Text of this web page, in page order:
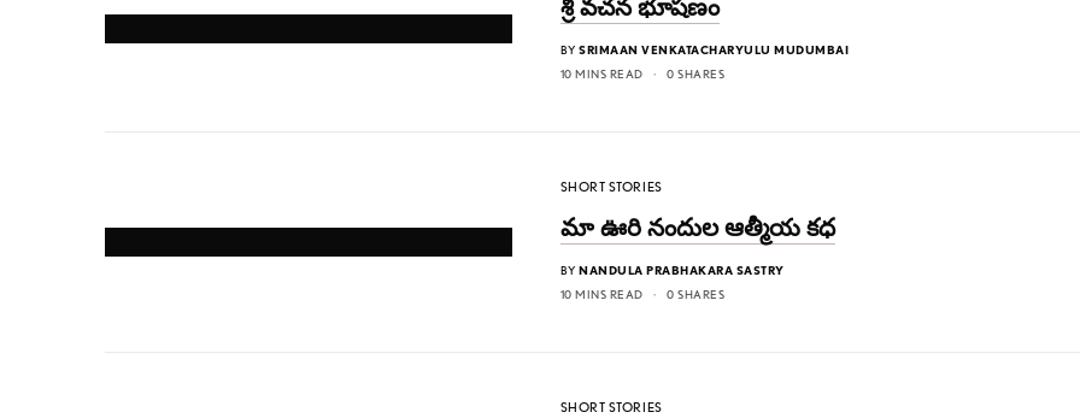
శ్రీ వచన భూషణం
BY SRIMAAN VENKATACHARYULU MUDUMBAI
10 MINS READ
0 SHARES
SHORT STORIES
మా ఊరి నందుల ఆత్మీయ కధ
BY NANDULA PRABHAKARA SASTRY
10 MINS READ
0 SHARES
SHORT STORIES